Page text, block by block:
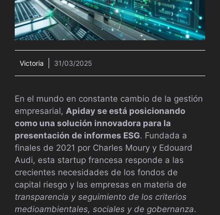
Victoria 31/03/2025
En el mundo en constante cambio de la gestión
empresarial, Apiday se está posicionando
como una solución innovadora para la
presentación de informes ESG. Fundada a
finales de 2021 por Charles Moury y Edouard
Audi, esta startup francesa responde a las
crecientes necesidades de los fondos de
capital riesgo y las empresas en materia de
transparencia y seguimiento de los criterios
medioambientales, sociales y de gobernanza.